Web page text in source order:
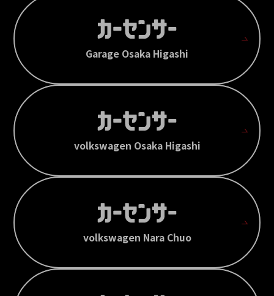
Garage Osaka Higashi
volkswagen Osaka Higashi
volkswagen Nara Chuo